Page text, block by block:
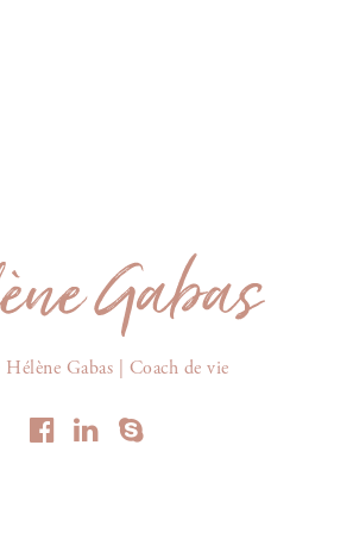
Gabas | Coach de vie